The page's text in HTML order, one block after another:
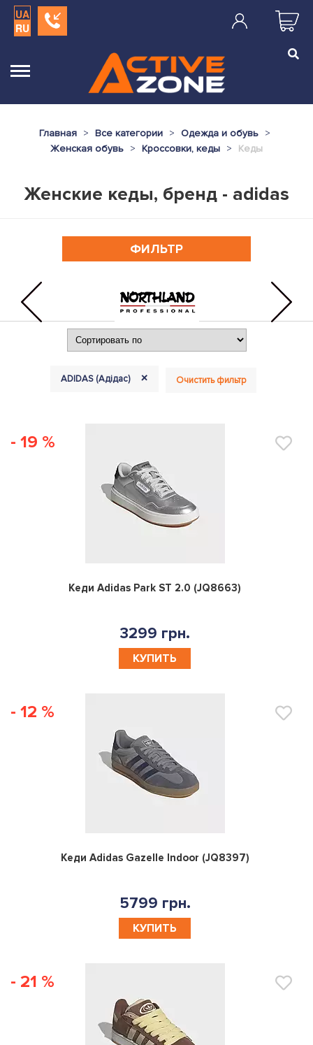
UA
RU
Главная Все категории
Одежда и обувь
Женская обувь
Кроссовки, кеды Кеды
Женские кеды, бренд - adidas
ФИЛЬТР
ADIDAS (Адідас) + Очистить фильтр
- 19 %
0
Кеди Adidas Park ST 2.0 (JQ8663)
3299 грн.
КУПИТЬ
- 12 %
0
Кеди Adidas Gazelle Indoor (JQ8397)
5799 грн.
КУПИТЬ
- 21 %